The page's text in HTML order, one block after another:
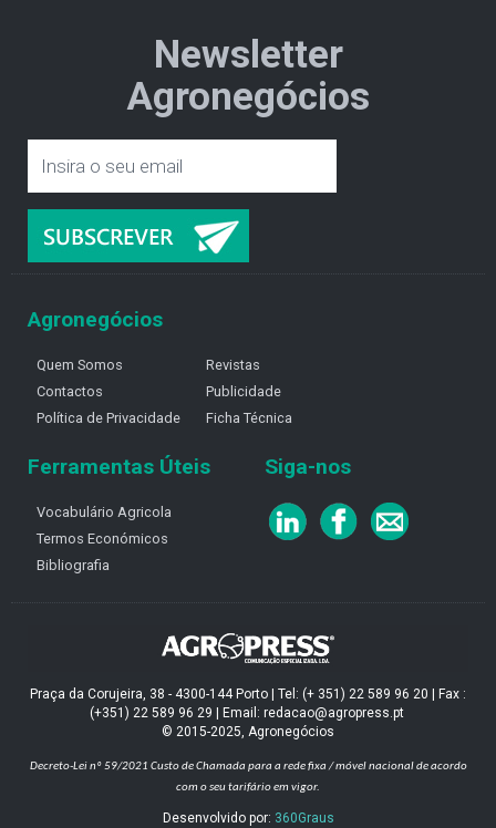
Newsletter
Agronegócios
Agronegócios
Quem Somos
Contactos
Política de Privacidade
Revistas
Publicidade
Ficha Técnica
Ferramentas Úteis
Vocabulário Agricola
Termos Económicos
Bibliografia
Siga-nos
Praça da Corujeira, 38 - 4300-144 Porto | Tel: (+ 351) 22 589 96 20 | Fax :
(+351) 22 589 96 29 | Email: redacao@agropress.pt
© 2015-2025, Agronegócios
Decreto-Lei nº 59/2021 Custo de Chamada para a rede fixa / móvel nacional de acordo
com o seu tarifário em vigor.
Desenvolvido por: 360Graus